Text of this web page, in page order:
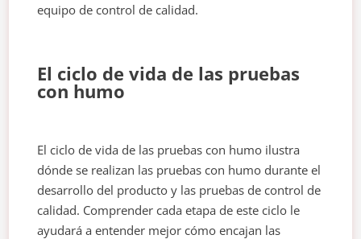
equipo de control de calidad.
El ciclo de vida de las pruebas
con humo
El ciclo de vida de las pruebas con humo ilustra
dónde se realizan las pruebas con humo durante el
desarrollo del producto y las pruebas de control de
calidad. Comprender cada etapa de este ciclo le
ayudará a entender mejor cómo encajan las